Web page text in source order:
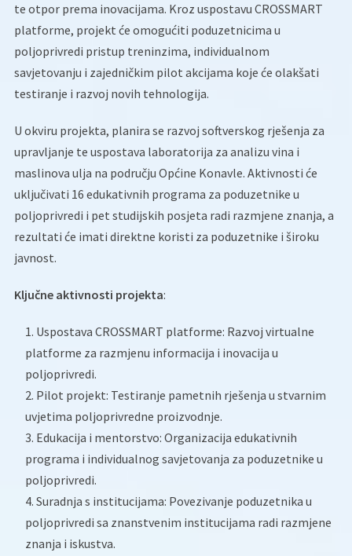
te otpor prema inovacijama. Kroz uspostavu CROSSMART
platforme, projekt će omogućiti poduzetnicima u
poljoprivredi pristup treninzima, individualnom
savjetovanju i zajedničkim pilot akcijama koje će olakšati
testiranje i razvoj novih tehnologija.
U okviru projekta, planira se razvoj softverskog rješenja za
upravljanje te uspostava laboratorija za analizu vina i
maslinova ulja na području Općine Konavle. Aktivnosti će
uključivati 16 edukativnih programa za poduzetnike u
poljoprivredi i pet studijskih posjeta radi razmjene znanja, a
rezultati će imati direktne koristi za poduzetnike i široku
javnost.
Ključne aktivnosti projekta:
Uspostava CROSSMART platforme: Razvoj virtualne
platforme za razmjenu informacija i inovacija u
poljoprivredi.
Pilot projekt: Testiranje pametnih rješenja u stvarnim
uvjetima poljoprivredne proizvodnje.
Edukacija i mentorstvo: Organizacija edukativnih
programa i individualnog savjetovanja za poduzetnike u
poljoprivredi.
Suradnja s institucijama: Povezivanje poduzetnika u
poljoprivredi sa znanstvenim institucijama radi razmjene
znanja i iskustva.